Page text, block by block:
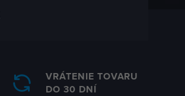
VRÁTENIE TOVARU
DO 30 DNÍ